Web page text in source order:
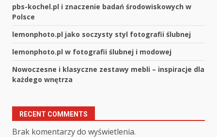
pbs-kochel.pl i znaczenie badań środowiskowych w
Polsce
lemonphoto.pl jako soczysty styl fotografii ślubnej
lemonphoto.pl w fotografii ślubnej i modowej
Nowoczesne i klasyczne zestawy mebli – inspiracje dla
każdego wnętrza
RECENT COMMENTS
Brak komentarzy do wyświetlenia.